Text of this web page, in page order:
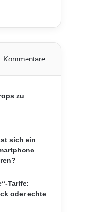
Kommentare
zu
sich ein
Tarife:
oder echte